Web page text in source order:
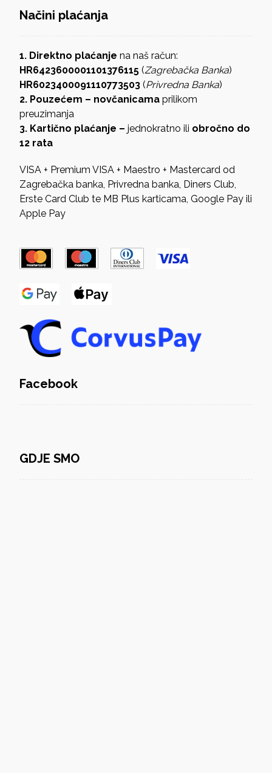
Načini plaćanja
1. Direktno plaćanje na naš račun:
HR6423600001101376115(Zagrebačka Banka)
HR6023400091110773503(Privredna Banka)
2. Pouzećem – novčanicamaprilikom
preuzimanja
3. Kartično plaćanje –jednokratno ili obročno do
12 rata
VISA + Premium VISA + Maestro + Mastercard od
Zagrebačka banka, Privredna banka, Diners Club,
Erste Card Club te MB Plus karticama, Google Pay ili
Apple Pay
Facebook
GDJE SMO